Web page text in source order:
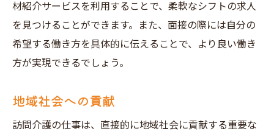
材紹介サービスを利用することで、柔軟なシフトの求人
を見つけることができます。また、面接の際には自分の
希望する働き方を具体的に伝えることで、より良い働き
方が実現できるでしょう。
地域社会への貢献
訪問介護の仕事は、直接的に地域社会に貢献する重要な